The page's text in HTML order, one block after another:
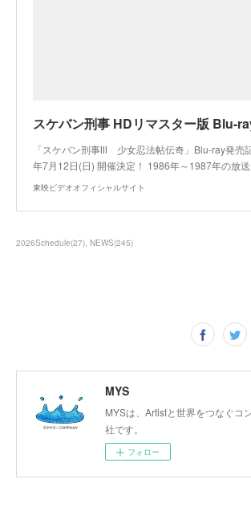
「スケバン刑事Ⅲ 少女忍法帖伝奇」Blu-ray発売
年7月12日(日) 開催決定！ 1986年～1987年の放
東映ビデオオフィシャルサイト
2026Schedule(27) NEWS(245)
MYS
MYSは、Artistと世界をつなぐコ
社です。
フォロー